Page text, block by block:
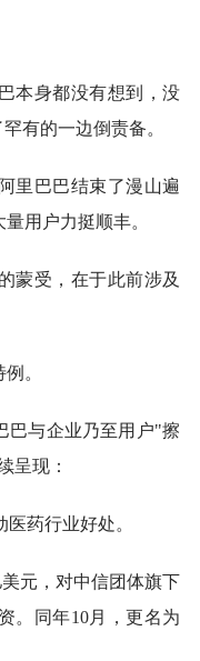
身都没有想到，没
有的一边倒责备。
巴巴结束了漫山遍
用户力挺顺丰。
受，在于此前涉及
。
与企业乃至用户"擦
呈现：
药行业好处。
元，对中信团体旗下
。同年10月，更名为